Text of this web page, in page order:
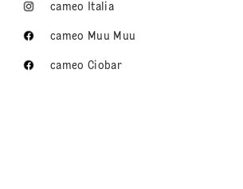
cameo Italia
cameo Muu Muu
cameo Ciobar